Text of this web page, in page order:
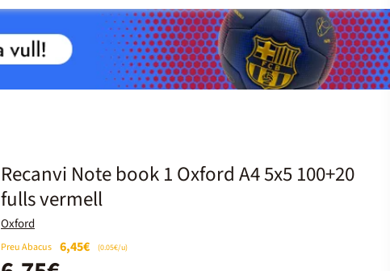
Recanvi Note book 1 Oxford A4 5x5 100+20
fulls vermell
Oxford
Preu Abacus 6,45€ (0.05€/u)